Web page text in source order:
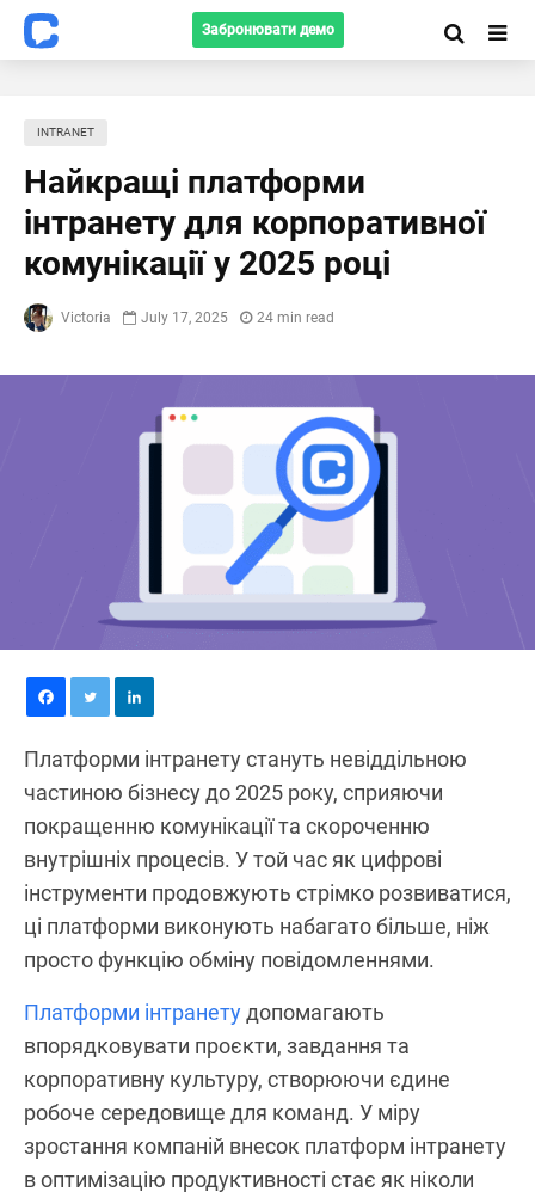
Забронювати демо
INTRANET
Найкращі платформи
інтранету для корпоративної
комунікації у 2025 році
Victoria July 17, 2025 24 min read
Платформи інтранету стануть невіддільною
частиною бізнесу до 2025 року, сприяючи
покращенню комунікації та скороченню
внутрішніх процесів. У той час як цифрові
інструменти продовжують стрімко розвиватися,
ці платформи виконують набагато більше, ніж
просто функцію обміну повідомленнями.
Платформи інтранетудопомагають
впорядковувати проєкти, завдання та
корпоративну культуру, створюючи єдине
робоче середовище для команд. У міру
зростання компаній внесок платформ інтранету
в оптимізацію продуктивності стає як ніколи